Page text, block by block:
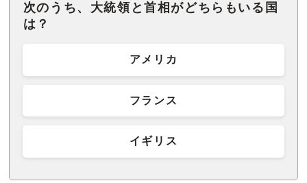
次のうち、大統領と首相がどちらもいる国
は？
アメリカ
フランス
イギリス